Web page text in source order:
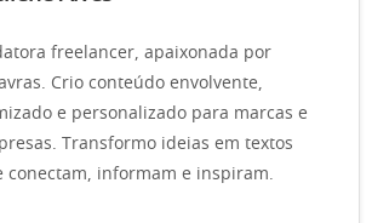
freelancer, apaixonada por
Crio conteúdo envolvente,
e personalizado para marcas e
Transformo ideias em textos
conectam, informam e inspiram.